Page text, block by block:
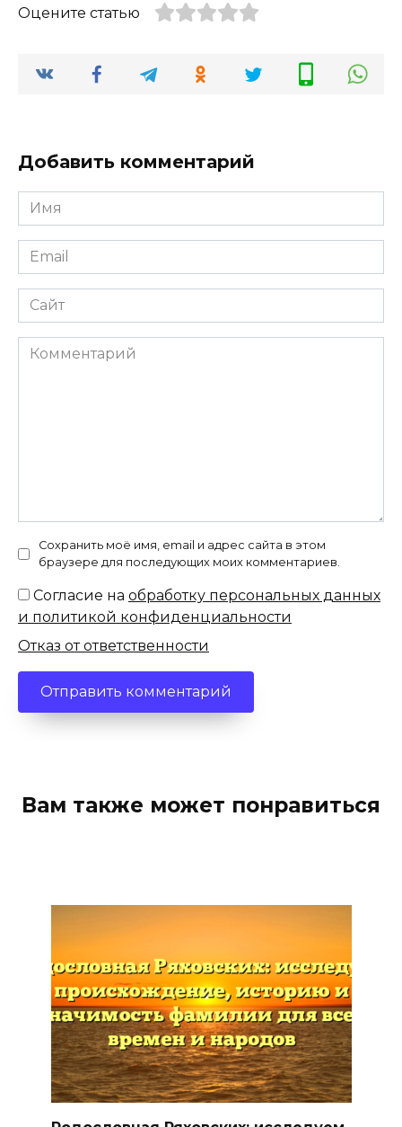
Оцените статью
Добавить комментарий
Имя
*
Email
*
Сайт
Комментарий
Сохранить моё имя, email и адрес сайта в этом
браузере для последующих моих комментариев.
Согласие на обработку персональных данных
и политикой конфиденциальности
Отказ от ответственности
Вам также может понравиться